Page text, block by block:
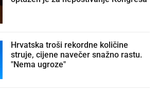
Hrvatska troši rekordne količine
struje, cijene navečer snažno rastu.
"Nema ugroze"